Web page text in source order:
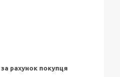
за рахунок покупця